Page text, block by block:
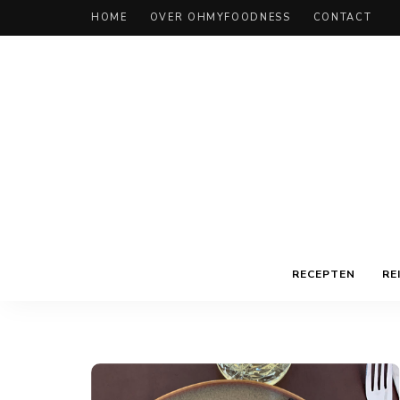
HOME OVER OHMYFOODNESS CONTACT
RECEPTEN